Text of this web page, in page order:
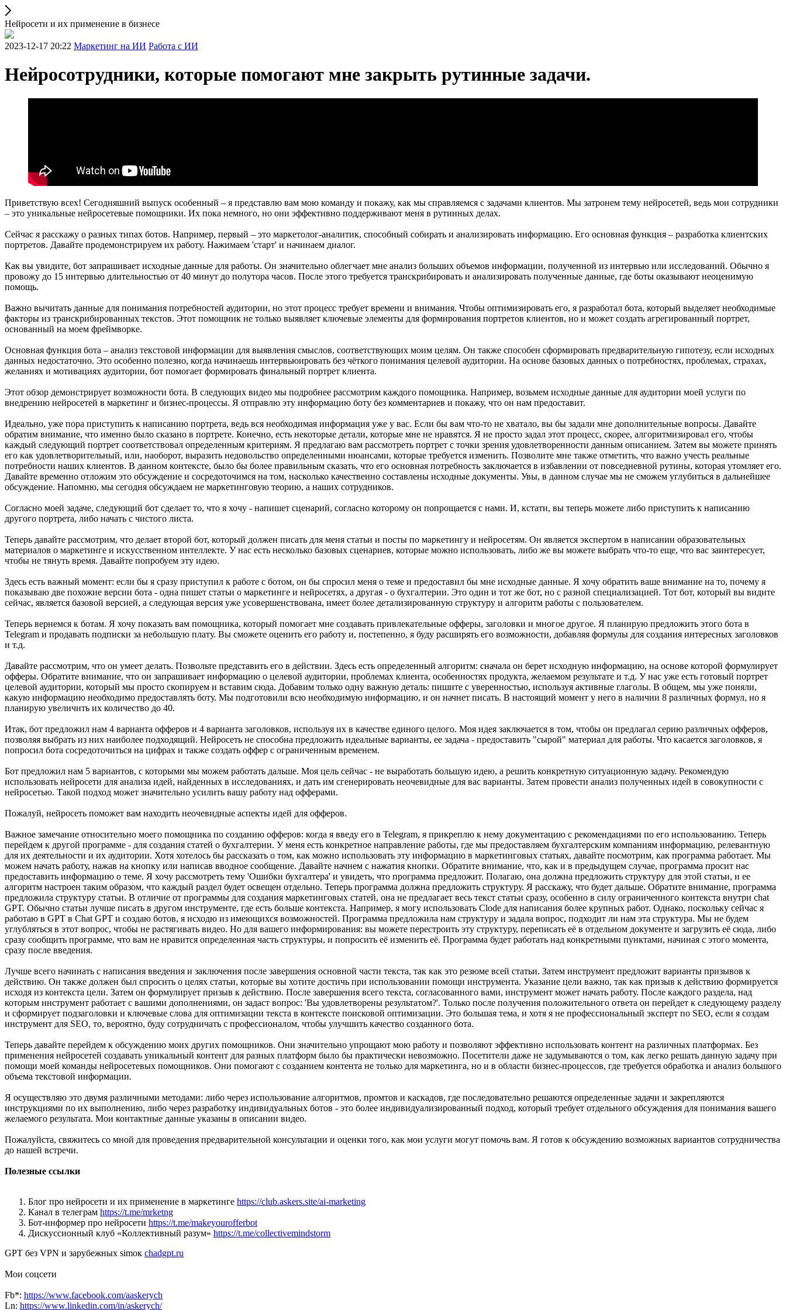
Нейросети и их применение в бизнесе
2023-12-17 20:22 Маркетинг на ИИ Работа с ИИ
Нейросотрудники, которые помогают мне закрыть рутинные задачи.
Приветствую всех! Сегодняшний выпуск особенный – я представлю вам мою команду и покажу, как мы справляемся с задачами клиентов. Мы затронем тему нейросетей, ведь мои сотрудники
– это уникальные нейросетевые помощники. Их пока немного, но они эффективно поддерживают меня в рутинных делах.
Сейчас я расскажу о разных типах ботов. Например, первый – это маркетолог-аналитик, способный собирать и анализировать информацию. Его основная функция – разработка клиентских
портретов. Давайте продемонстрируем их работу. Нажимаем 'старт' и начинаем диалог.
Как вы увидите, бот запрашивает исходные данные для работы. Он значительно облегчает мне анализ больших объемов информации, полученной из интервью или исследований. Обычно я
провожу до 15 интервью длительностью от 40 минут до полутора часов. После этого требуется транскрибировать и анализировать полученные данные, где боты оказывают неоценимую
помощь.
Важно вычитать данные для понимания потребностей аудитории, но этот процесс требует времени и внимания. Чтобы оптимизировать его, я разработал бота, который выделяет необходимые
факторы из транскрибированных текстов. Этот помощник не только выявляет ключевые элементы для формирования портретов клиентов, но и может создать агрегированный портрет,
основанный на моем фреймворке.
Основная функция бота – анализ текстовой информации для выявления смыслов, соответствующих моим целям. Он также способен сформировать предварительную гипотезу, если исходных
данных недостаточно. Это особенно полезно, когда начинаешь интервьюировать без чёткого понимания целевой аудитории. На основе базовых данных о потребностях, проблемах, страхах,
желаниях и мотивациях аудитории, бот помогает формировать финальный портрет клиента.
Этот обзор демонстрирует возможности бота. В следующих видео мы подробнее рассмотрим каждого помощника. Например, возьмем исходные данные для аудитории моей услуги по
внедрению нейросетей в маркетинг и бизнес-процессы. Я отправлю эту информацию боту без комментариев и покажу, что он нам предоставит.
Идеально, уже пора приступить к написанию портрета, ведь вся необходимая информация уже у вас. Если бы вам что-то не хватало, вы бы задали мне дополнительные вопросы. Давайте
обратим внимание, что именно было сказано в портрете. Конечно, есть некоторые детали, которые мне не нравятся. Я не просто задал этот процесс, скорее, алгоритмизировал его, чтобы
каждый следующий портрет соответствовал определенным критериям. Я предлагаю вам рассмотреть портрет с точки зрения удовлетворенности данным описанием. Затем вы можете принять
его как удовлетворительный, или, наоборот, выразить недовольство определенными нюансами, которые требуется изменить. Позволите мне также отметить, что важно учесть реальные
потребности наших клиентов. В данном контексте, было бы более правильным сказать, что его основная потребность заключается в избавлении от повседневной рутины, которая утомляет его.
Давайте временно отложим это обсуждение и сосредоточимся на том, насколько качественно составлены исходные документы. Увы, в данном случае мы не сможем углубиться в дальнейшее
обсуждение. Напомню, мы сегодня обсуждаем не маркетинговую теорию, а наших сотрудников.
Согласно моей задаче, следующий бот сделает то, что я хочу - напишет сценарий, согласно которому он попрощается с нами. И, кстати, вы теперь можете либо приступить к написанию
другого портрета, либо начать с чистого листа.
Теперь давайте рассмотрим, что делает второй бот, который должен писать для меня статьи и посты по маркетингу и нейросетям. Он является экспертом в написании образовательных
материалов о маркетинге и искусственном интеллекте. У нас есть несколько базовых сценариев, которые можно использовать, либо же вы можете выбрать что-то еще, что вас заинтересует,
чтобы не тянуть время. Давайте попробуем эту идею.
Здесь есть важный момент: если бы я сразу приступил к работе с ботом, он бы спросил меня о теме и предоставил бы мне исходные данные. Я хочу обратить ваше внимание на то, почему я
показываю две похожие версии бота - одна пишет статьи о маркетинге и нейросетях, а другая - о бухгалтерии. Это один и тот же бот, но с разной специализацией. Тот бот, который вы видите
сейчас, является базовой версией, а следующая версия уже усовершенствована, имеет более детализированную структуру и алгоритм работы с пользователем.
Теперь вернемся к ботам. Я хочу показать вам помощника, который помогает мне создавать привлекательные офферы, заголовки и многое другое. Я планирую предложить этого бота в
Telegram и продавать подписки за небольшую плату. Вы сможете оценить его работу и, постепенно, я буду расширять его возможности, добавляя формулы для создания интересных заголовков
и т.д.
Давайте рассмотрим, что он умеет делать. Позвольте представить его в действии. Здесь есть определенный алгоритм: сначала он берет исходную информацию, на основе которой формулирует
офферы. Обратите внимание, что он запрашивает информацию о целевой аудитории, проблемах клиента, особенностях продукта, желаемом результате и т.д. У нас уже есть готовый портрет
целевой аудитории, который мы просто скопируем и вставим сюда. Добавим только одну важную деталь: пишите с уверенностью, используя активные глаголы. В общем, мы уже поняли,
какую информацию необходимо предоставлять боту. Мы подготовили всю необходимую информацию, и он начнет писать. В настоящий момент у него в наличии 8 различных формул, но я
планирую увеличить их количество до 40.
Итак, бот предложил нам 4 варианта офферов и 4 варианта заголовков, используя их в качестве единого целого. Моя идея заключается в том, чтобы он предлагал серию различных офферов,
позволяя выбрать из них наиболее подходящий. Нейросеть не способна предложить идеальные варианты, ее задача - предоставить "сырой" материал для работы. Что касается заголовков, я
попросил бота сосредоточиться на цифрах и также создать оффер с ограниченным временем.
Бот предложил нам 5 вариантов, с которыми мы можем работать дальше. Моя цель сейчас - не выработать большую идею, а решить конкретную ситуационную задачу. Рекомендую
использовать нейросети для анализа идей, найденных в исследованиях, и дать им сгенерировать неочевидные для вас варианты. Затем провести анализ полученных идей в совокупности с
нейросетью. Такой подход может значительно усилить вашу работу над офферами.
Пожалуй, нейросеть поможет вам находить неочевидные аспекты идей для офферов.
Важное замечание относительно моего помощника по созданию офферов: когда я введу его в Telegram, я прикреплю к нему документацию с рекомендациями по его использованию. Теперь
перейдем к другой программе - для создания статей о бухгалтерии. У меня есть конкретное направление работы, где мы предоставляем бухгалтерским компаниям информацию, релевантную
для их деятельности и их аудитории. Хотя хотелось бы рассказать о том, как можно использовать эту информацию в маркетинговых статьях, давайте посмотрим, как программа работает. Мы
можем начать работу, нажав на кнопку или написав вводное сообщение. Давайте начнем с нажатия кнопки. Обратите внимание, что, как и в предыдущем случае, программа просит нас
предоставить информацию о теме. Я хочу рассмотреть тему 'Ошибки бухгалтера' и увидеть, что программа предложит. Полагаю, она должна предложить структуру для этой статьи, и ее
алгоритм настроен таким образом, что каждый раздел будет освещен отдельно. Теперь программa должна предложить структуру. Я расскажу, что будет дальше. Обратите внимание, программа
предложила структуру статьи. В отличие от программы для создания маркетинговых статей, она не предлагает весь текст статьи сразу, особенно в силу ограниченного контекста внутри chat
GPT. Обычно статьи лучше писать в другом инструменте, где есть больше контекста. Например, я могу использовать Clode для написания более крупных работ. Однако, поскольку сейчас я
работаю в GPT в Chat GPT и создаю ботов, я исходю из имеющихся возможностей. Программа предложила нам структуру и задала вопрос, подходит ли нам эта структура. Мы не будем
углубляться в этот вопрос, чтобы не растягивать видео. Но для вашего информирования: вы можете перестроить эту структуру, переписать её в отдельном документе и загрузить её сюда, либо
сразу сообщить программе, что вам не нравится определенная часть структуры, и попросить её изменить её. Программа будет работать над конкретными пунктами, начиная с этого момента,
сразу после введения.
Лучше всего начинать с написания введения и заключения после завершения основной части текста, так как это резюме всей статьи. Затем инструмент предложит варианты призывов к
действию. Он также должен был спросить о целях статьи, которые вы хотите достичь при использовании помощи инструмента. Указание цели важно, так как призыв к действию формируется
исходя из контекста цели. Затем он формулирует призыв к действию. После завершения всего текста, согласованного вами, инструмент может начать работу. После каждого раздела, над
которым инструмент работает с вашими дополнениями, он задаст вопрос: 'Вы удовлетворены результатом?'. Только после получения положительного ответа он перейдет к следующему разделу
и сформирует подзаголовки и ключевые слова для оптимизации текста в контексте поисковой оптимизации. Это большая тема, и хотя я не профессиональный эксперт по SEO, если я создам
инструмент для SEO, то, вероятно, буду сотрудничать с профессионалом, чтобы улучшить качество созданного бота.
Теперь давайте перейдем к обсуждению моих других помощников. Они значительно упрощают мою работу и позволяют эффективно использовать контент на различных платформах. Без
применения нейросетей создавать уникальный контент для разных платформ было бы практически невозможно. Посетители даже не задумываются о том, как легко решать данную задачу при
помощи моей команды нейросетевых помощников. Они помогают с созданием контента не только для маркетинга, но и в области бизнес-процессов, где требуется обработка и анализ большого
объема текстовой информации.
Я осуществляю это двумя различными методами: либо через использование алгоритмов, промтов и каскадов, где последовательно решаются определенные задачи и закрепляются
инструкциями по их выполнению, либо через разработку индивидуальных ботов - это более индивидуализированный подход, который требует отдельного обсуждения для понимания вашего
желаемого результата. Мои контактные данные указаны в описании видео.
Пожалуйста, свяжитесь со мной для проведения предварительной консультации и оценки того, как мои услуги могут помочь вам. Я готов к обсуждению возможных вариантов сотрудничества
до нашей встречи.
Полезные ссылки
Блог про нейросети и их применение в маркетинге https://club.askers.site/ai-marketing
Канал в телеграм https://t.me/mrketng
Бот-информер про нейросети https://t.me/makeyourofferbot
Дискуссионный клуб «Коллективный разум» https://t.me/collectivemindstorm
GPT без VPN и зарубежных simок chadgpt.ru
Мои соцсети
Fb*: https://www.facebook.com/aaskerych
Ln: https://www.linkedin.com/in/askerych/